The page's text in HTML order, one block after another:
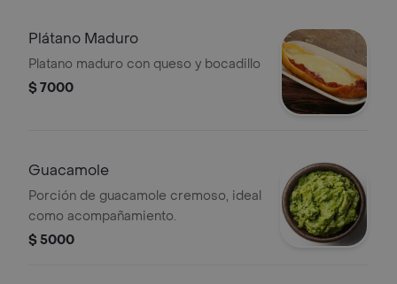
Plátano Maduro
Platano maduro con queso y bocadillo
$ 7000
Guacamole
Porción de guacamole cremoso, ideal
como acompañamiento.
$ 5000